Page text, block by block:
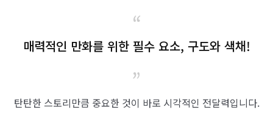
“
매력적인 만화를 위한 필수 요소, 구도와 색채!
”
탄탄한 스토리만큼 중요한 것이 바로 시각적인 전달력입니다.